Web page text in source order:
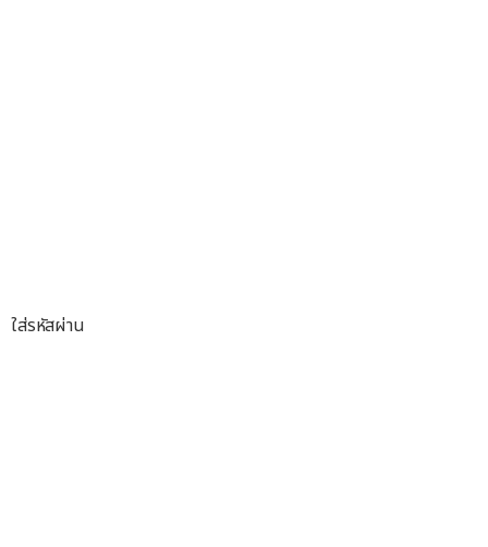
ใส่รหัสผ่าน